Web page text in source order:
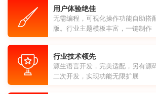
用户体验绝佳
无需编程，可视化操作功能自助搭
版。行业主题模板丰富，一键制作
行业技术领先
源生语言开发，完美适配，另有源
二次开发，实现功能无限扩展